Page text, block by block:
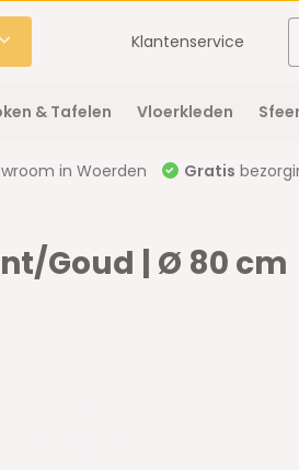
Klantenservice
& Tafelen Vloerkleden
in Woerden Gratis
Goud | Ø 80 cm